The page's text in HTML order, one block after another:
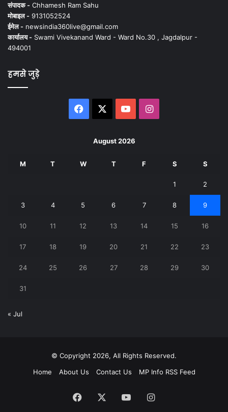
संपादक - Chhamesh Ram Sahu
मोबाइल - 9131052524
ईमेल - newsindia360live@gmail.com
कार्यालय - Swami Vivekanand Ward - Ward No.30 , Jagdalpur -
494001
हमसे जुड़े
Facebook YouTubeInstagram
August 2026
M T W T F S S
1 2
3 4 5 6 7 8 9
10 11 12 13 14 15 16
17 18 19 20 21 22 23
24 25 26 27 28 29 30
31
« Jul
© Copyright 2026, All Rights Reserved.
Home
About Us Contact Us MP Info RSS Feed
Facebook YouTubeInstagram